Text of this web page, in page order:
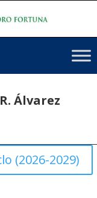
Álvarez
(2026-2029)